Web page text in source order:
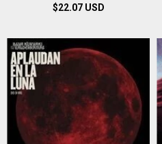
$22.07 USD